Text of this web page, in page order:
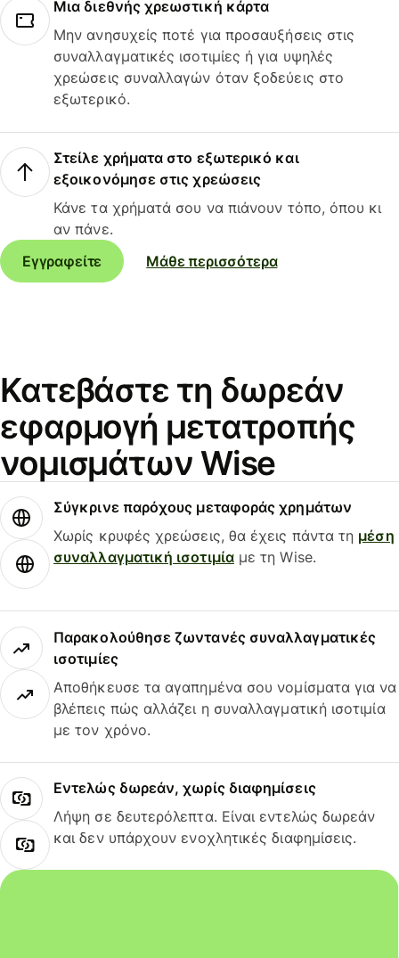
Μια διεθνής χρεωστική κάρτα
Μην ανησυχείς ποτέ για προσαυξήσεις στις
συναλλαγματικές ισοτιμίες ή για υψηλές
χρεώσεις συναλλαγών όταν ξοδεύεις στο
εξωτερικό.
Στείλε χρήματα στο εξωτερικό και
εξοικονόμησε στις χρεώσεις
Κάνε τα χρήματά σου να πιάνουν τόπο, όπου κι
αν πάνε.
Εγγραφείτε
Μάθε περισσότερα
Κατεβάστε τη δωρεάν
εφαρμογή μετατροπής
νομισμάτων Wise
Σύγκρινε παρόχους μεταφοράς χρημάτων
Χωρίς κρυφές χρεώσεις, θα έχεις πάντα τη μέση
συναλλαγματική ισοτιμίαμε τη Wise.
Παρακολούθησε ζωντανές συναλλαγματικές
ισοτιμίες
Αποθήκευσε τα αγαπημένα σου νομίσματα για να
βλέπεις πώς αλλάζει η συναλλαγματική ισοτιμία
με τον χρόνο.
Εντελώς δωρεάν, χωρίς διαφημίσεις
Λήψη σε δευτερόλεπτα. Είναι εντελώς δωρεάν
και δεν υπάρχουν ενοχλητικές διαφημίσεις.